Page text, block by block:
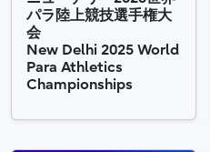
パラ陸上競技選手権大
会
New Delhi 2025 World
Para Athletics
Championships